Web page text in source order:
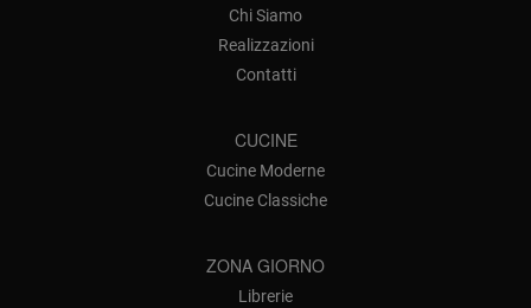
Chi Siamo
Realizzazioni
Contatti
CUCINE
Cucine Moderne
Cucine Classiche
ZONA GIORNO
Librerie